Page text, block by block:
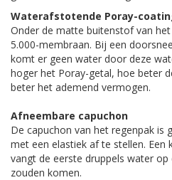
Waterafstotende Poray-
Onder de matte buitenstof van
5.000-membraan. Bij een
komt er geen water door deze
hoger het Poray-getal, hoe beter
beter het ademend vermogen.
Afneembare capuchon
De capuchon van het regenpak is
met een elastiek af te stellen. Een
vangt de eerste druppels water
zouden komen.